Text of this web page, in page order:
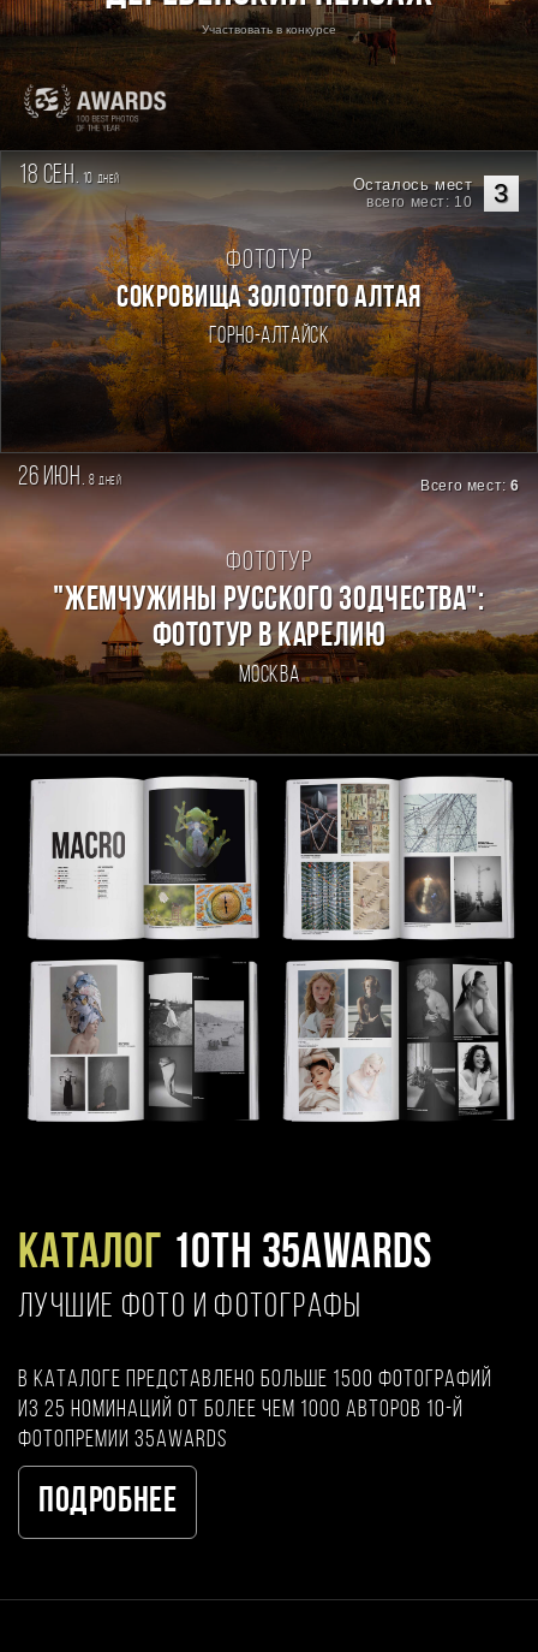
Участвовать в конкурсе
18 сен. 10 дней 3
Осталось мест
всего мест: 10
Фототур
СОКРОВИЩА ЗОЛОТОГО АЛТАЯ
Горно-Алтайск
26 июн. 8дней Всего мест:6
Фототур
"ЖЕМЧУЖИНЫ РУССКОГО ЗОДЧЕСТВА":
ФОТОТУР В КАРЕЛИЮ
Москва
Каталог 10TH 35AWARDS
ЛУЧШИЕ ФОТО И ФОТОГРАФЫ
В каталоге представлено больше 1500 фотографий
из 25 номинаций от более чем 1000 авторов 10-й
фотопремии 35AWARDS
Подробнее